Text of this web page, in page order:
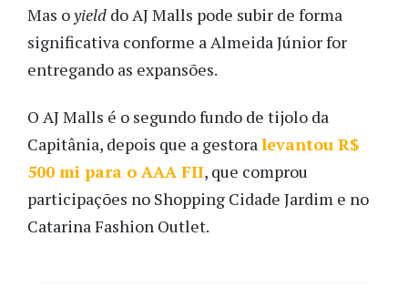
Mas oyield do AJ Malls pode subir de forma
significativa conforme a Almeida Júnior for
entregando as expansões.
O AJ Malls é o segundo fundo de tijolo da
Capitânia, depois que a gestoralevantou R$
500 mi para o AAA FII, que comprou
participações no Shopping Cidade Jardim e no
Catarina Fashion Outlet.